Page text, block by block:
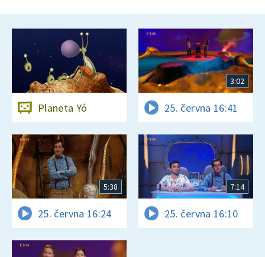
Planeta Yó
3:02
25. června 16:41
5:38
25. června 16:24
7:14
25. června 16:10